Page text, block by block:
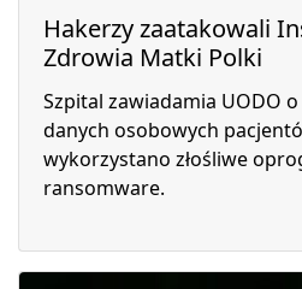
Hakerzy zaatakowali
Zdrowia Matki Polki
Szpital zawiadamia UODO
danych osobowych
wykorzystano złośliwe
ransomware.